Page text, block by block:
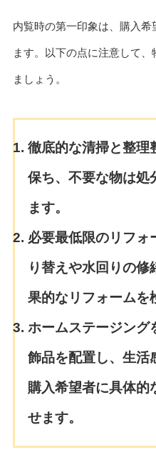
内覧時の第一印象は、購入
ます。以下の点に注意して
ましょう。
徹底的な清掃と整理
保ち、不要な物は処
ます。
必要最低限のリフォ
り替えや水回りの
果的なリフォームを
ホームステージング
飾品を配置し、生活
購入希望者に具体的
せます。